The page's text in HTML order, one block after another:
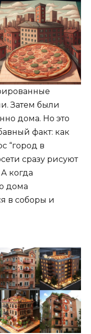
Затем были
дома. Но это
факт: как
“город в
сразу рисуют
когда
дома
в соборы и